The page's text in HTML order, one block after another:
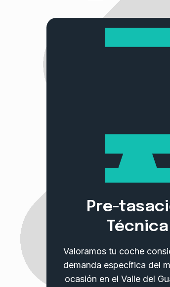
Pre-
Técnica
Valoramos tu coche
demanda específica del
ocasión en el Valle del